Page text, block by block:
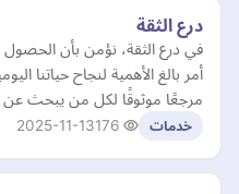
درع الثقة
في درع الثقة، نؤمن بأن
أمر بالغ الأهمية لنجاح حياتنا
مرجعًا موثوقًا لكل من يبحث
خدمات 2025-11-13